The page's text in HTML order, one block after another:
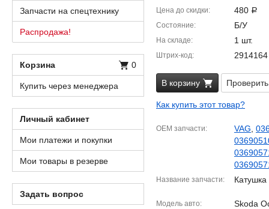
Цена до скидки 480 Р
Состояние Б/У
На складе 1 шт.
Штрих-код 2914164
В корзину
Как купить этот товар?
OEM запчасти VAG
Название запчасти Катушка
Модель авто Skoda
Запчасти на спецтехнику
Распродажа!
Корзина 0
Купить через менеджера
Личный кабинет
Мои платежи и покупки
Мои товары в резерве
Задать вопрос